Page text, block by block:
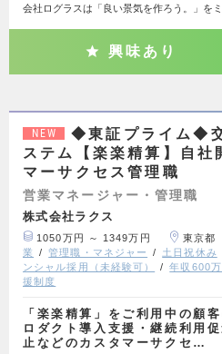
会社ログラスは「良い景気を作ろう。」を
興味あり
NEW
◆東証プライム◆
ステム【楽楽精算】自社
マーサクセス管理職
営業マネージャー・管理職
株式会社ラクス
1050万円 ～ 1349万円 東京都
業
管理職・マネジャー 土日祝休み
ンシャル採用（未経験可）
年収600
援制度
「楽楽精算」をご利用中の顧
ロダクト導入支援・継続利用
止などのカスタマーサクセ…